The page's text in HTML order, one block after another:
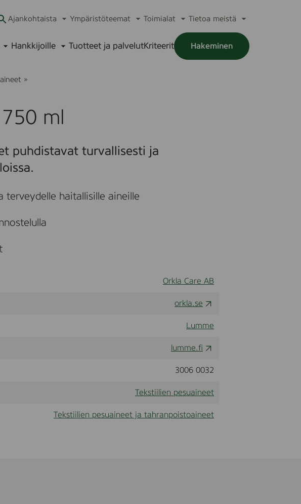
Ajankohtaista Ympäristöteemat Toimialat
alavalikko
Tietoa meistä
alavalikko
Hankkijoille Tuotteet ja palvelutKriteerit Hakeminen
»
e
K
j
p
k
,
ml
puhdistavat turvallisesti ja
terveydelle haitallisille aineille
Orkla Care AB
orkla.se
Lumme
lumme.fi
3006 0032
Tekstiilien pesuaineet
Tekstiilien pesuaineet ja tahranpoistoaineet